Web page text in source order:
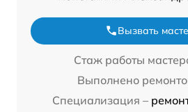
Вызвать
Стаж работы
Выполнено
Специализация –